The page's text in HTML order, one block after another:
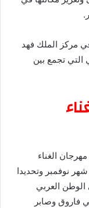
مركز الملك فهد
التي تجمع بين
الغناء
نوفمبر وتحديدا
الوطن العربي
فاروق وصابر